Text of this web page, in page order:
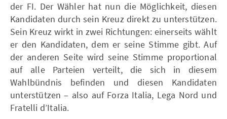
der FI. Der Wähler hat nun die Möglichkeit, diesen
Kandidaten durch sein Kreuz direkt zu unterstützen.
Sein Kreuz wirkt in zwei Richtungen: einerseits wählt
er den Kandidaten, dem er seine Stimme gibt. Auf
der anderen Seite wird seine Stimme proportional
auf alle Parteien verteilt, die sich in diesem
Wahlbündnis befinden und diesen Kandidaten
unterstützen – also auf Forza Italia, Lega Nord und
Fratelli d’Italia.